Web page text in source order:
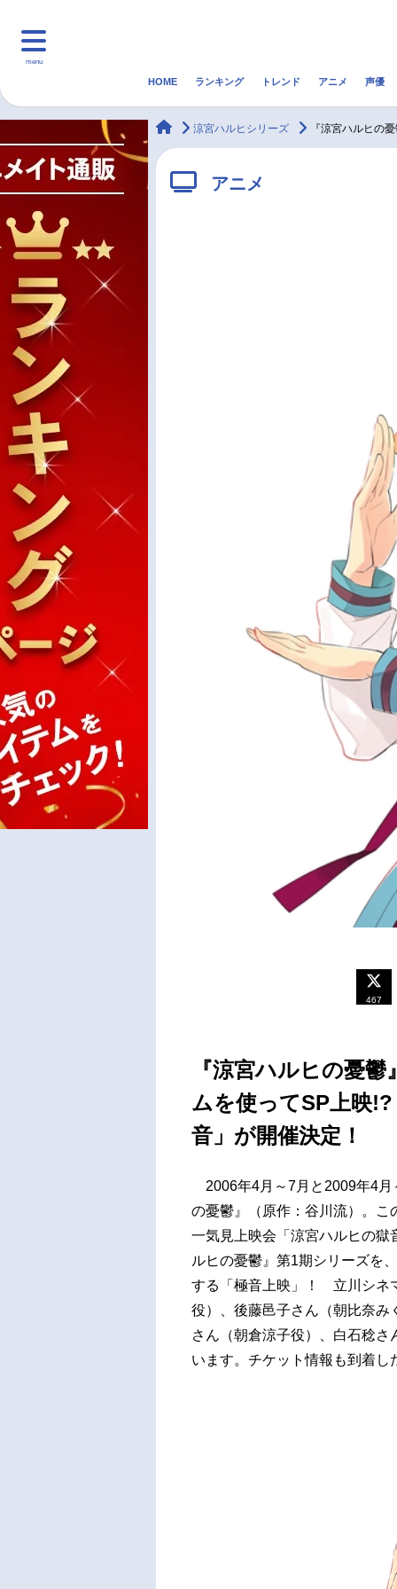
menu
マンガ・ラノベ ゲーム・アプリ
HOME ランキング トレンド アニメ 声優
animateTimes
涼宮ハルヒシリーズ 『涼宮ハルヒの
アニメ
467
『涼宮ハルヒの憂
ムを使ってSP上映
音」が開催決定！
2006年4月～7月と2009年4月
の憂鬱』（原作：谷川流）。
一気見上映会「涼宮ハルヒの
ルヒの憂鬱』第1期シリーズを
する「極音上映」！ 立川シネ
役）、後藤邑子さん（朝比奈み
さん（朝倉涼子役）、白石稔
います。チケット情報も到着